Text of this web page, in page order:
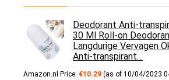
Deodorant Anti-
30 Ml Roll-on
Langdurige Vervagen
Anti-transpirant…
Amazon.nl Price: €10.29 (as of 10/04/2023